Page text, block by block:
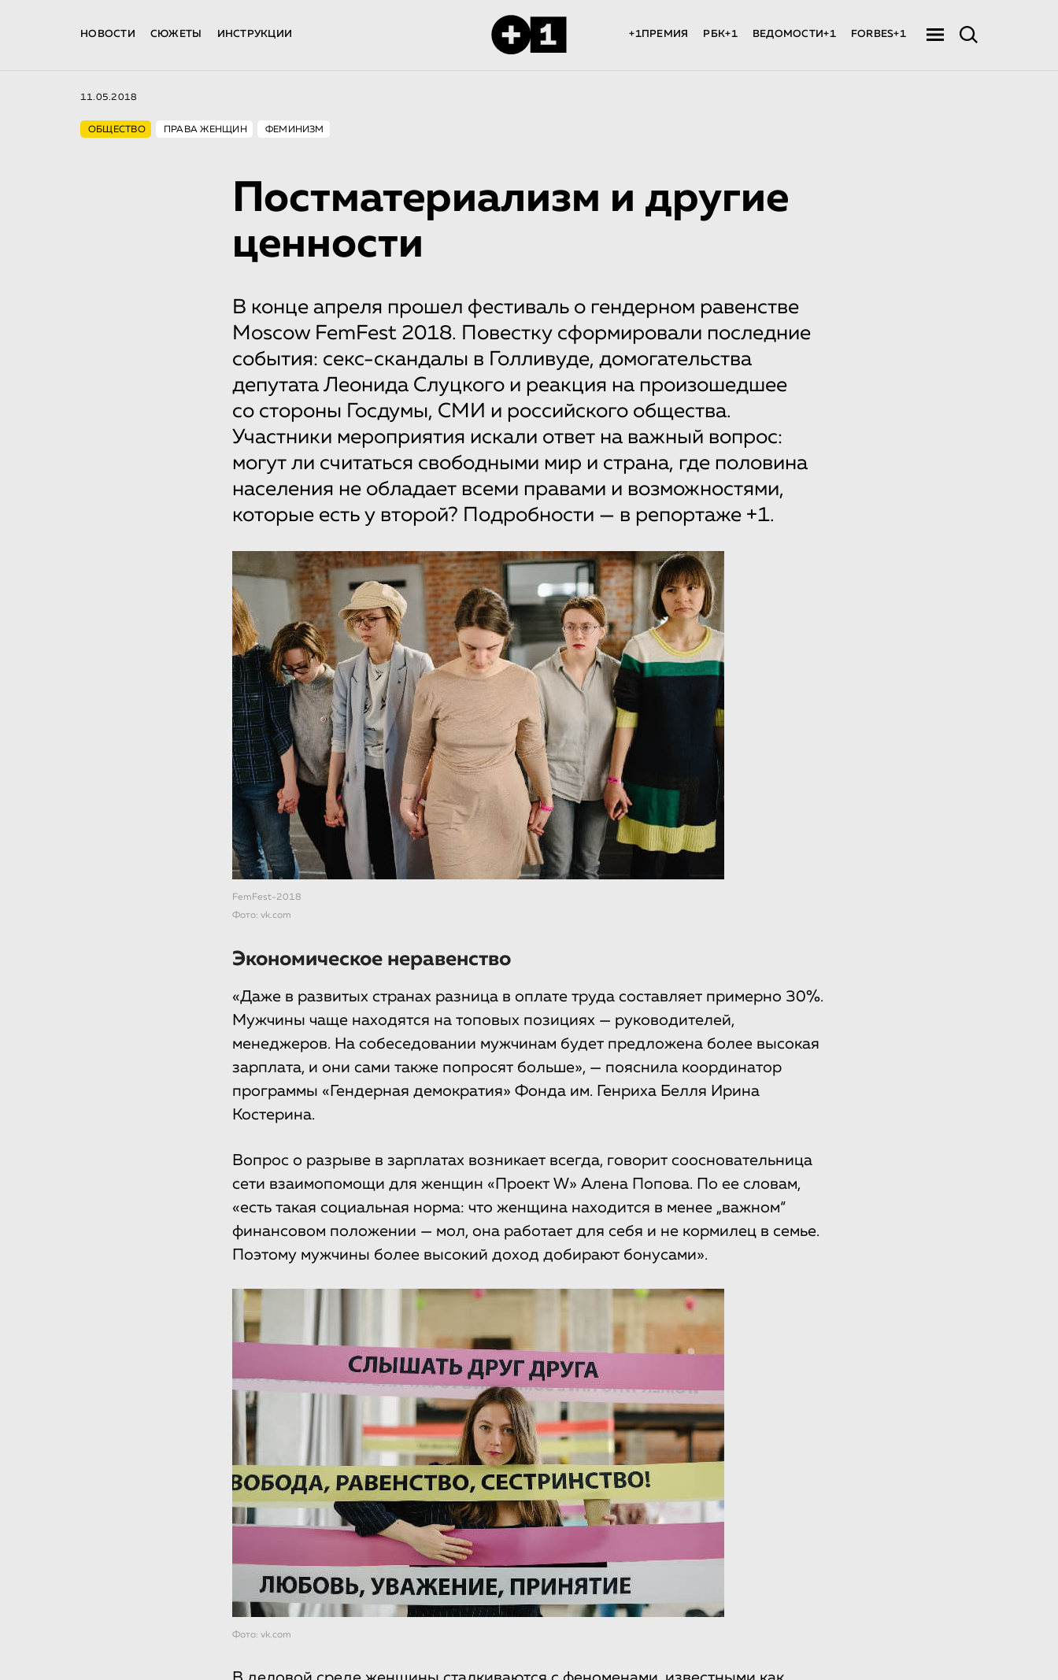
НОВОСТИ СЮЖЕТЫ ИНСТРУКЦИИ +1ПРЕМИЯ РБК+1 ВЕДОМОСТИ+1 FORBES+1
11.05.2018
ОБЩЕСТВО ПРАВА ЖЕНЩИН ФЕМИНИЗМ
Постматериализм и другие
ценности
В конце апреля прошел фестиваль о гендерном равенстве
Moscow FemFest 2018. Повестку сформировали последние
события: секс-скандалы в Голливуде, домогательства
депутата Леонида Слуцкого и реакция на произошедшее
со стороны Госдумы, СМИ и российского общества.
Участники мероприятия искали ответ на важный вопрос:
могут ли считаться свободными мир и страна, где половина
населения не обладает всеми правами и возможностями,
которые есть у второй? Подробности — в репортаже +1.
FemFest-2018
Фото: vk.com
Экономическое неравенство
«Даже в развитых странах разница в оплате труда составляет примерно 30%.
Мужчины чаще находятся на топовых позициях — руководителей,
менеджеров. На собеседовании мужчинам будет предложена более высокая
зарплата, и они сами также попросят больше», — пояснила координатор
программы «Гендерная демократия» Фонда им. Генриха Белля Ирина
Костерина.
Вопрос о разрыве в зарплатах возникает всегда, говорит соосновательница
сети взаимопомощи для женщин «Проект W» Алена Попова. По ее словам,
«есть такая социальная норма: что женщина находится в менее „важном“
финансовом положении — мол, она работает для себя и не кормилец в семье.
Поэтому мужчины более высокий доход добирают бонусами».
Фото: vk.com